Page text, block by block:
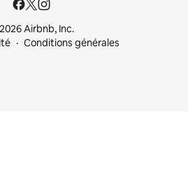
Airbnb, Inc.
Conditions générales